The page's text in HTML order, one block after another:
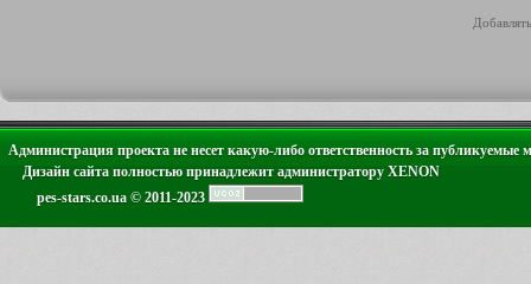
Администрация проекта не несет какую-либо ответственность за публикуемые
Дизайн сайта полностью принадлежит администратору XENON
pes-stars.co.ua © 2011-2023